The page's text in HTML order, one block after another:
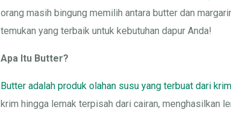
orang masih bingung memilih antara butter dan
temukan yang terbaik untuk kebutuhan dapur Anda!
Apa Itu Butter?
Butter adalah produk olahan susu yang terbuat dari
krim hingga lemak terpisah dari cairan, menghasilkan